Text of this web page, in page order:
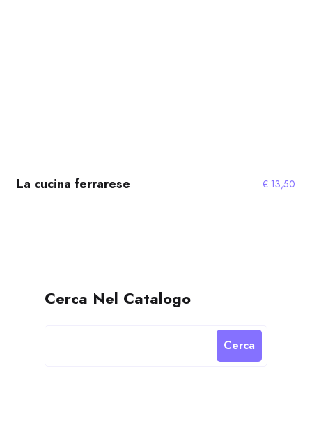
La cucina ferrarese € 13,50
Cerca Nel Catalogo
Cerca